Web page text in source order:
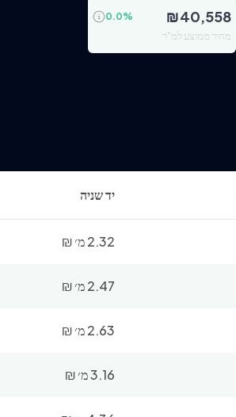
₪40,558
0.0%
מחיר ממוצע למ"ר
יד שניה
2.32 מ׳ ₪
2.47 מ׳ ₪
2.63 מ׳ ₪
3.16 מ׳ ₪